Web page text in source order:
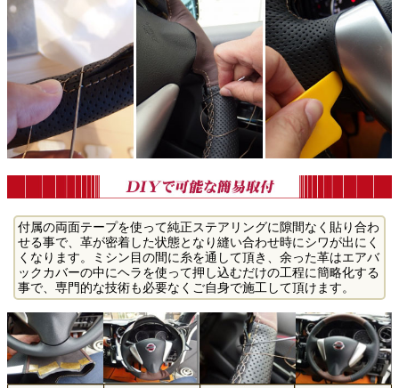
付属の両面テープを使って純正ステアリングに隙間なく貼り合わ
せる事で、革が密着した状態となり縫い合わせ時にシワが出にく
くなります。ミシン目の間に糸を通して頂き、余った革はエアバ
ックカバーの中にヘラを使って押し込むだけの工程に簡略化する
事で、専門的な技術も必要なくご自身で施工して頂けます。